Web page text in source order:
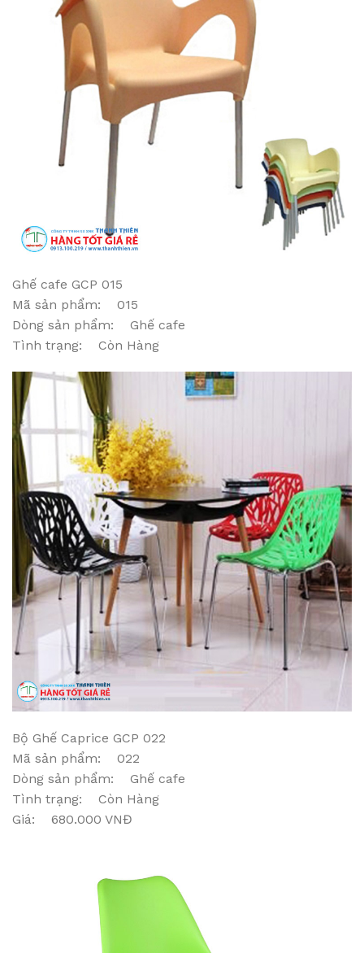
Ghế cafe GCP 015
Mã sản phẩm: 015
Dòng sản phẩm: Ghế cafe
Tình trạng: Còn Hàng
Bộ Ghế Caprice GCP 022
Mã sản phẩm: 022
Dòng sản phẩm: Ghế cafe
Tình trạng: Còn Hàng
Giá: 680.000 VNĐ